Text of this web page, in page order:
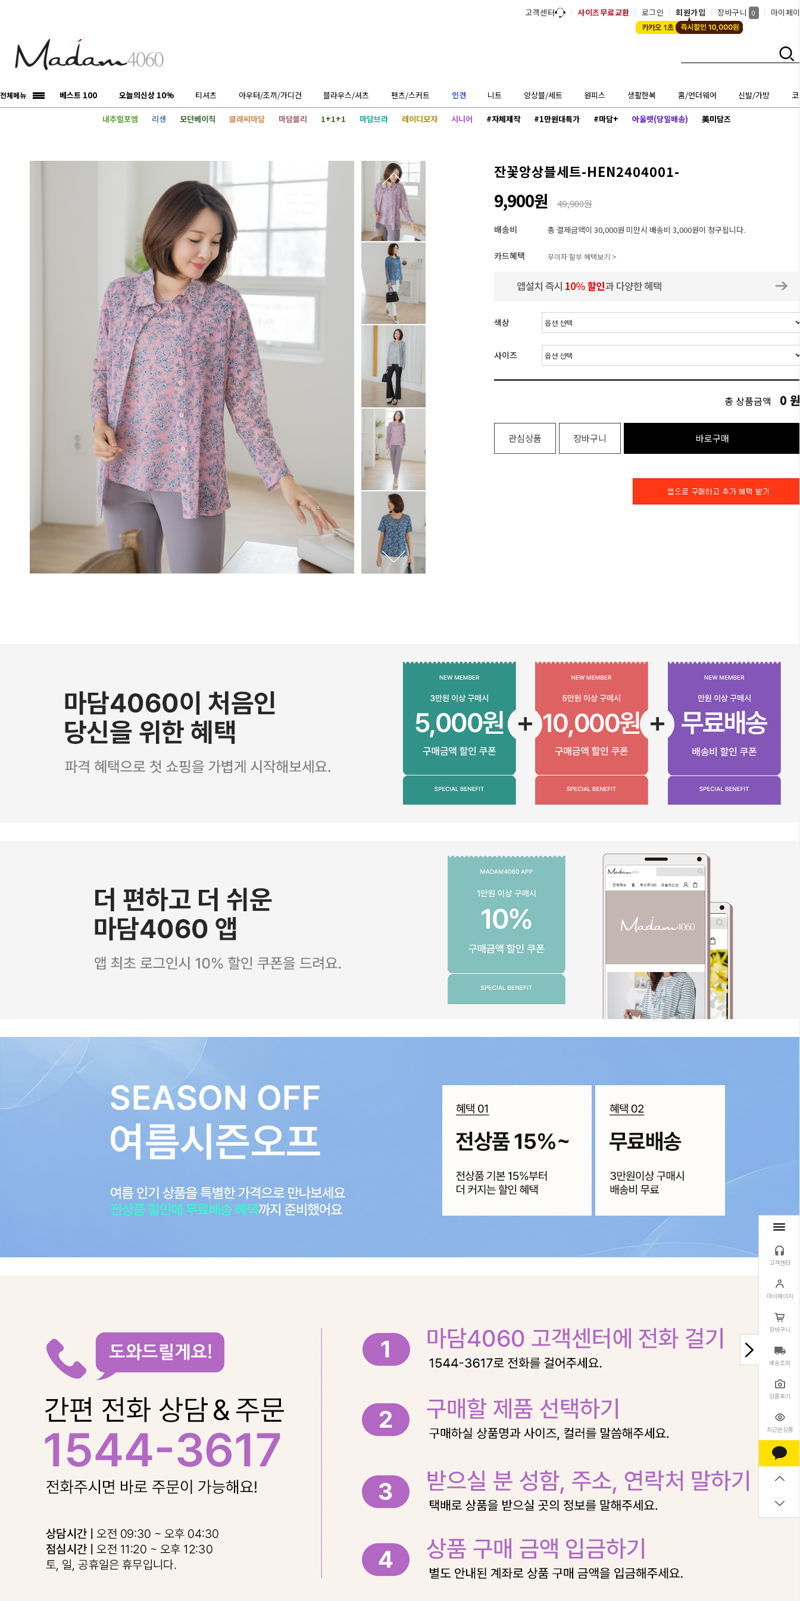
고객센터
마이페이지
장바구니
배송조회
상품후기
최근본상품
고객센터 사이즈무료교환 로그인 회원가입 장바구니 0 마이페
전체메뉴 베스트 100 오늘의신상 10% 티셔츠 아우터/조끼/가디건 블라우스/셔츠 팬츠/스커트 인견 니트 앙상블/세트 원피스 생활한복 홈/언더웨어 신발/가방
내추럴포엠 리센 모던베이직 클래씨마담 마담블리 1+1+1 마담브라 레이디모자 시니어 #자체제작 #1만원대특가 #마담+ 아울렛(당일배송) 美미담즈
잔꽃앙상블세트-HEN2404001-
9,900원 49,900원
배송비 총 결제금액이 30,000원 미만시 배송비 3,000원이 청구됩니다.
카드혜택 무이자 할부 혜택보기 >
색상
사이즈
총 상품금액 0 원
관심상품 장바구니 바로구매